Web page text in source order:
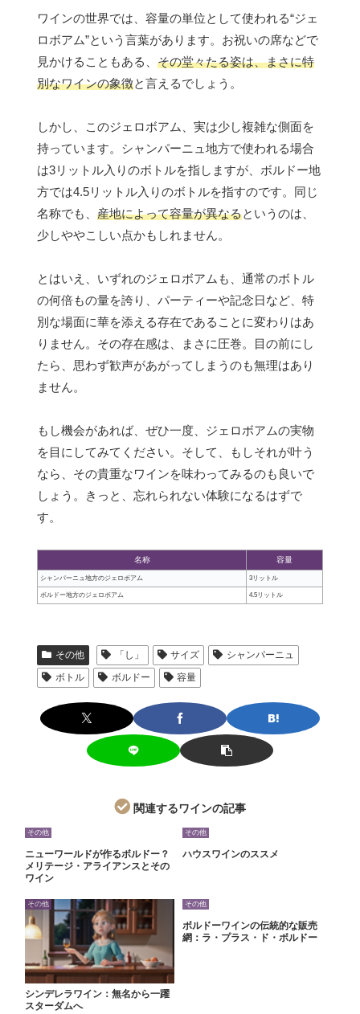
ワインの世界では、容量の単位として使われる“ジェ
ロボアム”という言葉があります。お祝いの席などで
見かけることもある、 その堂々たる姿は、まさに特
別なワインの象徴と言えるでしょう。
しかし、このジェロボアム、実は少し複雑な側面を
持っています。シャンパーニュ地方で使われる場合
は3リットル入りのボトルを指しますが、ボルドー地
方では4.5リットル入りのボトルを指すのです。同じ
名称でも、 産地によって容量が異なるというのは、
少しややこしい点かもしれません。
とはいえ、いずれのジェロボアムも、通常のボトル
の何倍もの量を誇り、パーティーや記念日など、特
別な場面に華を添える存在であることに変わりはあ
りません。その存在感は、まさに圧巻。目の前にし
たら、思わず歓声があがってしまうのも無理はあり
ません。
もし機会があれば、ぜひ一度、ジェロボアムの実物
を目にしてみてください。そして、もしそれが叶う
なら、その貴重なワインを味わってみるのも良いで
しょう。きっと、忘れられない体験になるはずで
す。
名称 容量
シャンパーニュ地方のジェロボアム 3リットル
ボルドー地方のジェロボアム 4.5リットル
その他 「し」 サイズ
シャンパーニュ
ボトル
ボルドー 容量
関連するワインの記事
その他
ニューワールドが作るボルドー？
メリテージ・アライアンスとその
ワイン
その他
ハウスワインのススメ
その他
シンデレラワイン：無名から一躍
スターダムへ
その他
ボルドーワインの伝統的な販売
網：ラ・プラス・ド・ボルドー